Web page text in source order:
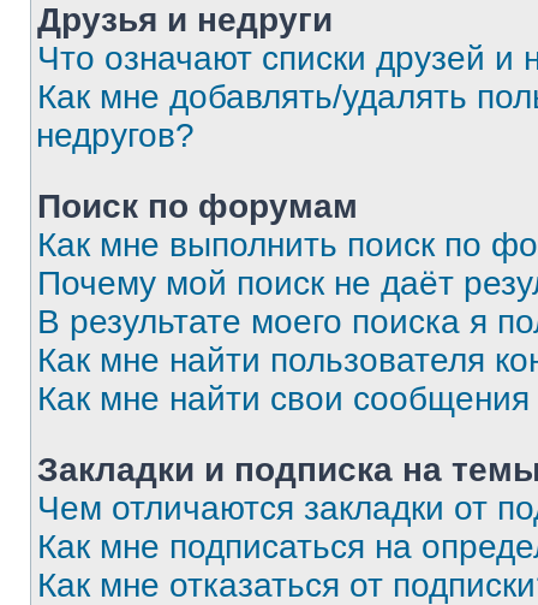
Друзья и недруги
Что означают списки друзей и
Как мне добавлять/удалять
недругов?
Поиск по форумам
Как мне выполнить поиск по
Почему мой поиск не даёт
В результате моего поиска я
Как мне найти пользователя
Как мне найти свои
Закладки и подписка на
Чем отличаются закладки от
Как мне подписаться на
Как мне отказаться от